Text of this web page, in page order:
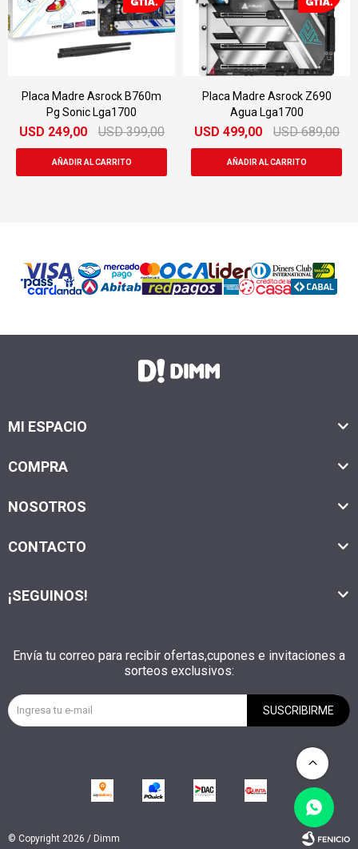
Placa Madre Asrock B760m
Pg Sonic Lga1700
USD 249,00 USD 399,00
Placa Madre Asrock Z690
Agua Lga1700
USD 499,00 USD 689,00
MI ESPACIO
COMPRA
NOSOTROS
CONTACTO
Envía tu correo para recibir ofertas,cupones e invitaciones a
sorteos exclusivos:
SUSCRIBIRME
¡SEGUINOS!
© Copyright 2026 / Dimm